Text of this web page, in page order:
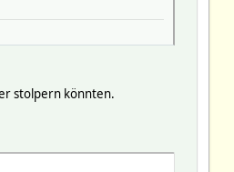
stolpern könnten.